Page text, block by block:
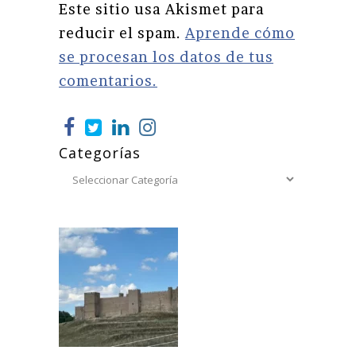
Este sitio usa Akismet para
reducir el spam. Aprende cómo
se procesan los datos de tus
comentarios.
Categorías